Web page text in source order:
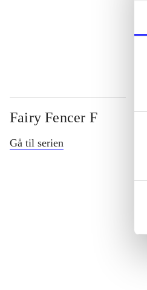
Fairy Fencer F
Gå til serien